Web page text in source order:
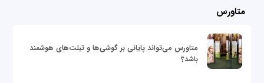
متاورس
متاورس می‌تواند پایانی بر گوشی‌ها و تبلت‌های هوشمند
باشد؟